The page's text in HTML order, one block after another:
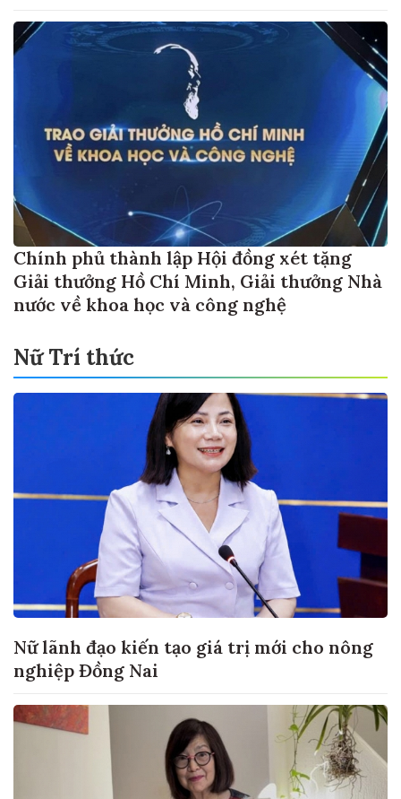
Chính phủ thành lập Hội đồng xét tặng
Giải thưởng Hồ Chí Minh, Giải thưởng Nhà
nước về khoa học và công nghệ
Nữ Trí thức
Nữ lãnh đạo kiến tạo giá trị mới cho nông
nghiệp Đồng Nai